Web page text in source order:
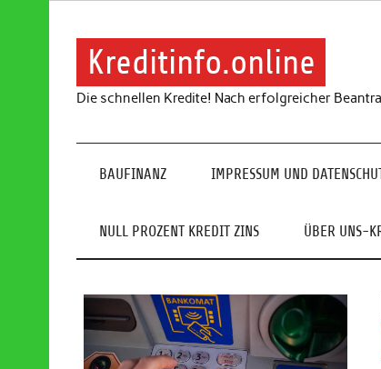
Kreditinfo.online
Die schnellen Kredite! Nach erfolgreicher
BAUFINANZ IMPRESSUM UND
NULL PROZENT KREDIT ZINS ÜBER UNS-